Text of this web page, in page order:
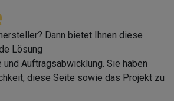
Dann bietet Ihnen diese
Lösung
Auftragsabwicklung. Sie haben
diese Seite sowie das Projekt zu